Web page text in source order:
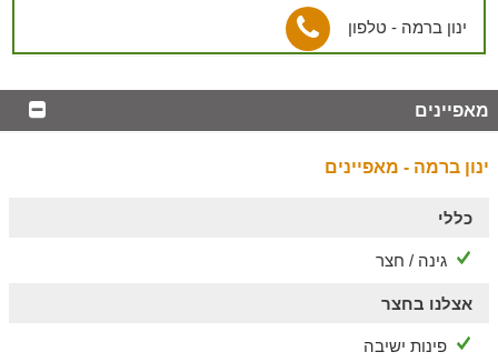
ינון ברמה - טלפון
מאפיינים
ינון ברמה - מאפיינים
כללי
גינה / חצר
אצלנו בחצר
פינות ישיבה